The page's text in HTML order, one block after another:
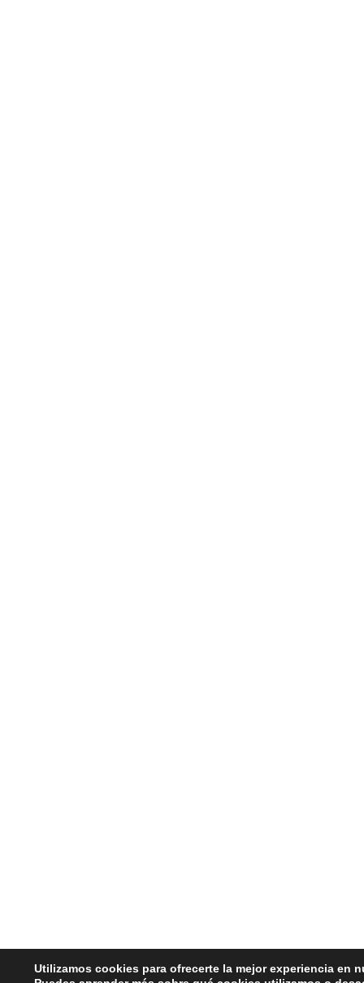
Utilizamos cookies para ofrecerte la mejor experiencia en